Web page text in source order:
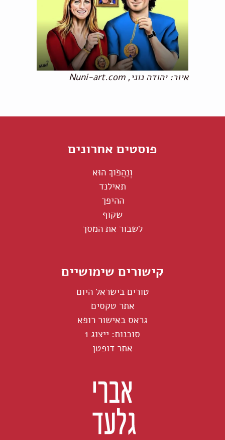
איור: יהודה נוני, Nuni-art.com
פוסטים אחרונים
וְנַהֲפֹוךְ הוּא
תאילנד
ההיפך
שקוף
לשבור את המסך
קישורים שימושיים
טורים בישראל היום
אתר טקסים
גראס באישור רופא
סוכנות: ייצוג 1
אתר דופטן